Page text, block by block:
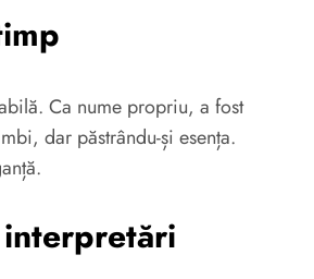
Ca nume propriu, a fost
dar păstrându-și esența.